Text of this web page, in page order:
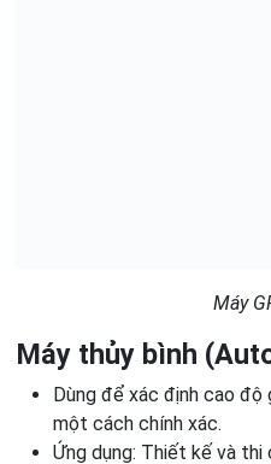
Máy
Máy thủy bình
Dùng để xác định cao
một cách chính xác.
Ứng dụng: Thiết kế và thi